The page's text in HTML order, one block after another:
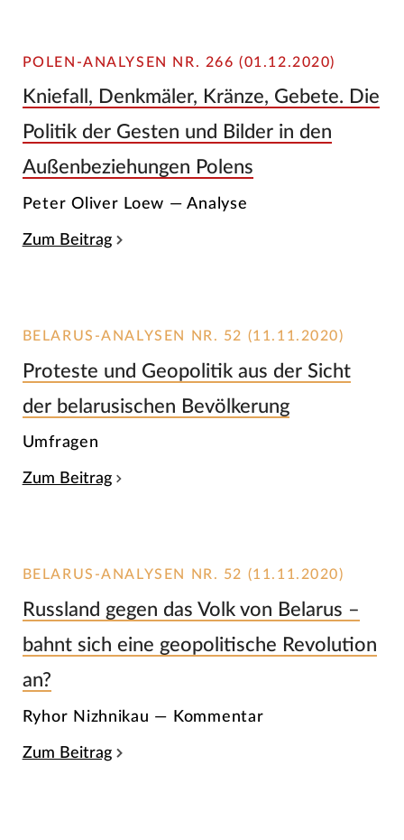
POLEN-ANALYSEN NR. 266 (01.12.2020)
Kniefall, Denkmäler, Kränze, Gebete. Die
Politik der Gesten und Bilder in den
Außenbeziehungen Polens
Peter Oliver Loew — Analyse
Zum Beitrag
BELARUS-ANALYSEN NR. 52 (11.11.2020)
Proteste und Geopolitik aus der Sicht
der belarusischen Bevölkerung
Umfragen
Zum Beitrag
BELARUS-ANALYSEN NR. 52 (11.11.2020)
Russland gegen das Volk von Belarus –
bahnt sich eine geopolitische Revolution
an?
Ryhor Nizhnikau — Kommentar
Zum Beitrag